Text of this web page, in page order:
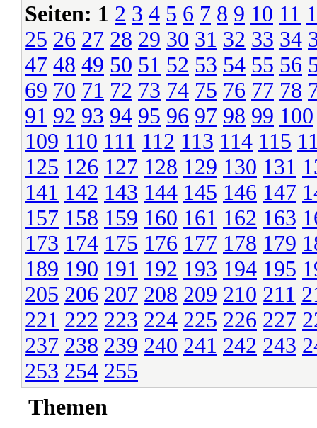
Seiten: 1 2 3 4 5 6 7 8 9 10 11
25 26 27 28 29 30 31 32 33 34
47 48 49 50 51 52 53 54 55 56
69 70 71 72 73 74 75 76 77 78
91 92 93 94 95 96 97 98 99 100
109 110 111 112 113 114 115
125 126 127 128 129 130 131
141 142 143 144 145 146 147
157 158 159 160 161 162 163
173 174 175 176 177 178 179
189 190 191 192 193 194 195
205 206 207 208 209 210 211
221 222 223 224 225 226 227
237 238 239 240 241 242 243
253 254 255
Themen